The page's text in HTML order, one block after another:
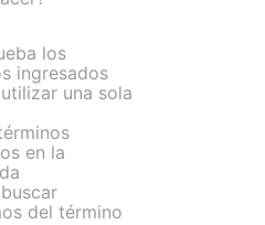
los
ingresados
una sola
en la
del término